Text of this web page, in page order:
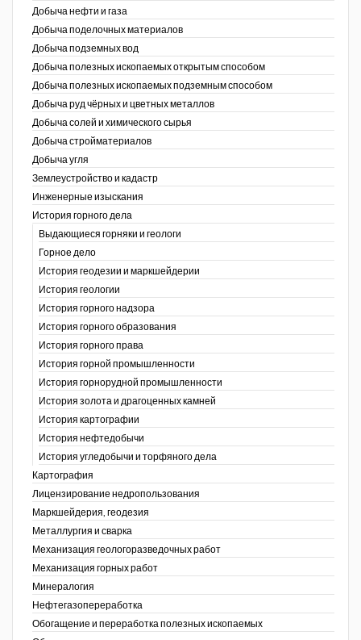
Добыча нефти и газа
Добыча поделочных материалов
Добыча подземных вод
Добыча полезных ископаемых открытым способом
Добыча полезных ископаемых подземным способом
Добыча руд чёрных и цветных металлов
Добыча солей и химического сырья
Добыча стройматериалов
Добыча угля
Землеустройство и кадастр
Инженерные изыскания
История горного дела
Выдающиеся горняки и геологи
Горное дело
История геодезии и маркшейдерии
История геологии
История горного надзора
История горного образования
История горного права
История горной промышленности
История горнорудной промышленности
История золота и драгоценных камней
История картографии
История нефтедобычи
История угледобычи и торфяного дела
Картография
Лицензирование недропользования
Маркшейдерия, геодезия
Металлургия и сварка
Механизация геологоразведочных работ
Механизация горных работ
Минералогия
Нефтегазопереработка
Обогащение и переработка полезных ископаемых
Coal People Magazine
PWC